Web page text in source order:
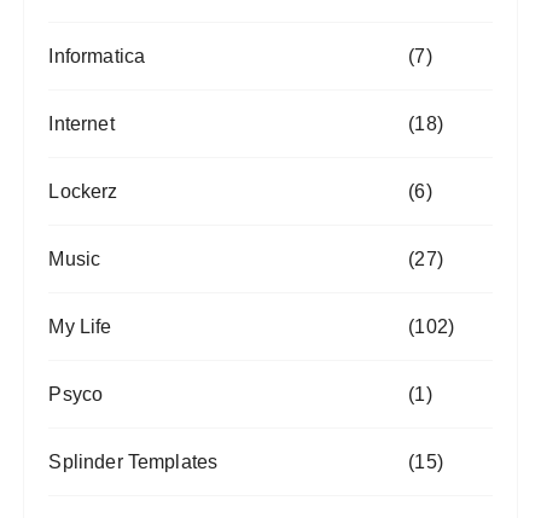
Informatica (7)
Internet (18)
Lockerz (6)
Music (27)
My Life (102)
Psyco (1)
Splinder Templates (15)